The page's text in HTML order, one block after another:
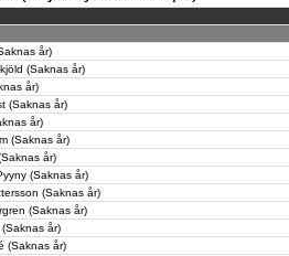
år)
(Saknas år)
år)
(Saknas år)
år)
(Saknas år)
år)
(Saknas år)
(Saknas år)
(Saknas år)
år)
(Saknas år)